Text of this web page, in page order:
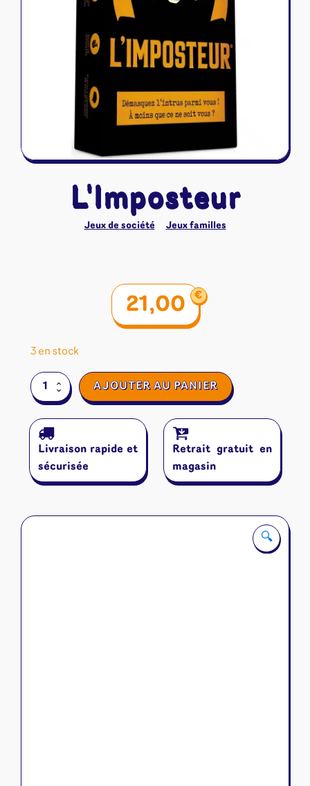
Naruto Mythos
Autres
Tapis de jeu
🔍
L'Imposteur
Jeux de société Jeux familles
21,00 €
3 en stock
quantité
de
AJOUTER AU PANIER
Livraison rapide et
sécurisée
Retrait gratuit en
magasin